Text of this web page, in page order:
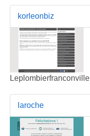
korleonbiz
Leplombierfranconville
laroche